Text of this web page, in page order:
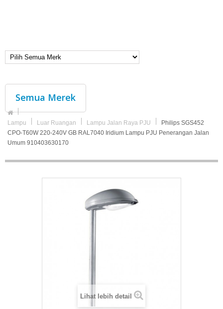
Semua Merek
Lampu Luar Ruangan Lampu Jalan Raya PJU
Philips SGS452
CPO-T60W 220-240V GB RAL7040 Iridium Lampu PJU Penerangan Jalan
Umum 910403630170
Lihat lebih detail